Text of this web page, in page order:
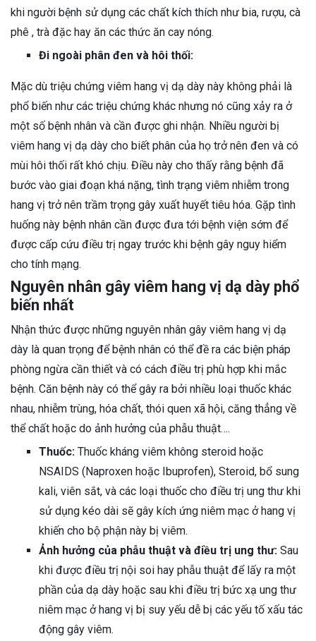
khi người bệnh sử dụng các chất kích thích như bia, rượu, cà
phê , trà đặc hay ăn các thức ăn cay nóng.
Đi ngoài phân đen và hôi thối:
Mặc dù triệu chứng viêm hang vị dạ dày này không phải là
phổ biến như các triệu chứng khác nhưng nó cũng xảy ra ở
một số bệnh nhân và cần được ghi nhận. Nhiều người bị
viêm hang vị dạ dày cho biết phân của họ trở nên đen và có
mùi hôi thối rất khó chịu. Điều này cho thấy rằng bệnh đã
bước vào giai đoạn khá nặng, tình trạng viêm nhiễm trong
hang vị trở nên trầm trọng gây xuất huyết tiêu hóa. Gặp tình
huống này bệnh nhân cần được đưa tới bệnh viện sớm để
được cấp cứu điều trị ngay trước khi bệnh gây nguy hiểm
cho tính mạng.
Nguyên nhân gây viêm hang vị dạ dày phổ
biến nhất
Nhận thức được những nguyên nhân gây viêm hang vị dạ
dày là quan trọng để bệnh nhân có thể đề ra các biện pháp
phòng ngừa cần thiết và có cách điều trị phù hợp khi mắc
bệnh. Căn bệnh này có thể gây ra bởi nhiều loại thuốc khác
nhau, nhiễm trùng, hóa chất, thói quen xã hội, căng thẳng về
thể chất hoặc do ảnh hưởng của phẫu thuật….
Thuốc: Thuốc kháng viêm không steroid hoặc
NSAIDS (Naproxen hoặc Ibuprofen), Steroid, bổ sung
kali, viên sắt, và các loại thuốc cho điều trị ung thư khi
sử dụng kéo dài sẽ gây kích ứng niêm mạc ở hang vị
khiến cho bộ phận này bị viêm.
Ảnh hưởng của phẫu thuật và điều trị ung thư: Sau
khi được điều trị nội soi hay phẫu thuật để lấy ra một
phần của dạ dày hoặc sau khi điều trị bức xạ ung thư
niêm mạc ở hang vị bị suy yếu dễ bị các yếu tố xấu tác
động gây viêm.